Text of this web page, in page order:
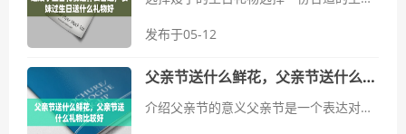
发布于05-12
父亲节送什么鲜花，父亲节送什么礼物比较好
介绍父亲节的意义父亲节是一个表达对父亲关爱与感激的特别日子。每年六月的第三个星期日，人们会通过送礼物或者鲜花来表达对父亲的尊重和感谢。选择一份合适的礼物或者鲜花，不仅能让父亲感到开心，也能传递出深深的家庭情...